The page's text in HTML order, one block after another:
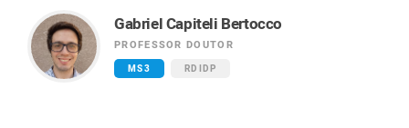
Gabriel Capiteli Bertocco
PROFESSOR DOUTOR
MS3 RDIDP